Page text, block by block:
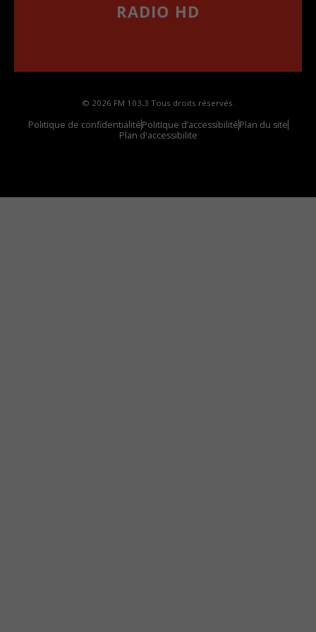
RADIO HD
© 2026 FM 103,3 Tous droits réservés.
Politique de confidentialitéPolitique d’accessibilitéPlan du site
Plan d'accessibilite